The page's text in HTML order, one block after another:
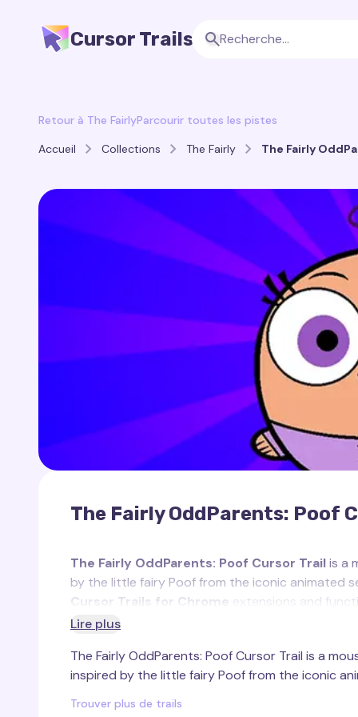
Cursor Trails
Retour à The FairlyParcourir toutes les pistes
Accueil
Collections The Fairly The Fairly
The Fairly OddParents: Poof
The Fairly OddParents: Poof Cursor Trailis a
by the little fairy Poof from the iconic animated
Cursor Trails for Chrome extensions and
OddParents". As the first fairy born in millennia,
spontaneously, often creating chaotic and
appearance — featuring a purple tuft of hair
Lire plus
The Fairly OddParents: Poof Cursor Trail is a
inspired by the little fairy Poof from the iconic
Trouver plus de trails